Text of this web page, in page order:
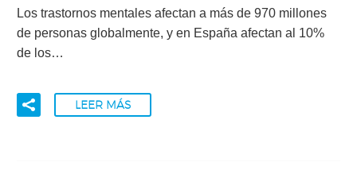
Los trastornos mentales afectan a más de 970 millones
de personas globalmente, y en España afectan al 10%
de los…
LEER MÁS